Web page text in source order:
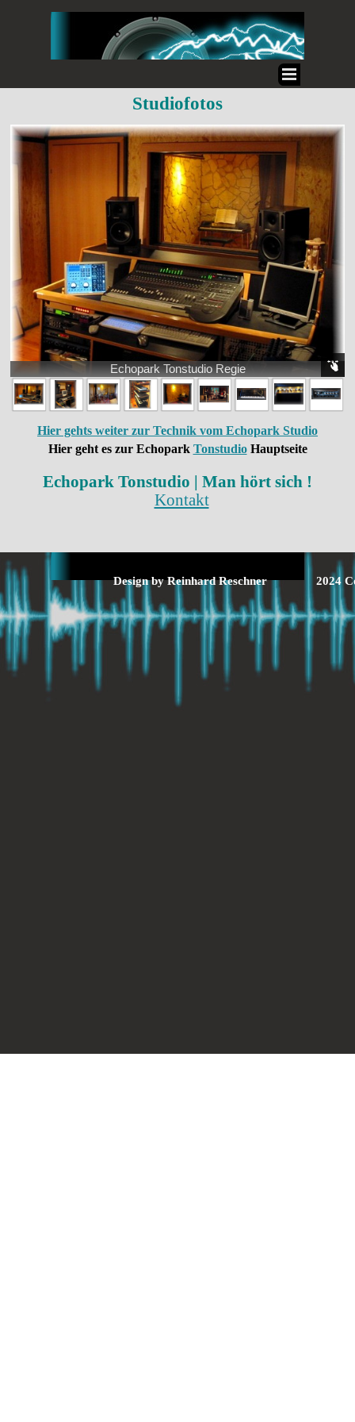
Studiofotos
Echopark Tonstudio Regie
Hier gehts weiter zur Technik vom Echopark Studio
Hier geht es zur Echopark TonstudioHauptseite
Echopark Tonstudio | Man hört sich !
Kontakt
Design by Reinhard Reschner 2024